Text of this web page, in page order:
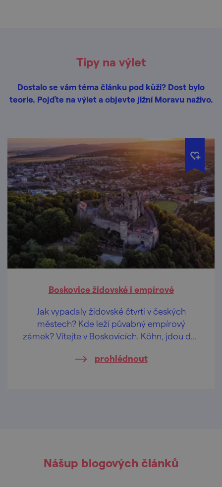
Tipy na výlet
Dostalo se vám téma článku pod kůži? Dost bylo
teorie. Pojďte na výlet a objevte jižní Moravu naživo.
Boskovice židovské i empírové
Jak vypadaly židovské čtvrti v českých
městech? Kde leží půvabný empírový
zámek? Vítejte v Boskovicích. Köhn, jdou dál,
prohlédnout
Nášup blogových článků